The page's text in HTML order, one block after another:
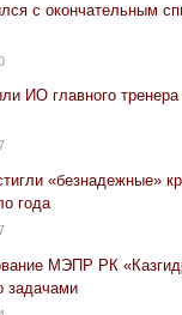
с окончательным
ИО главного тренера
«безнадежные»
года
МЭПР РК
задачами